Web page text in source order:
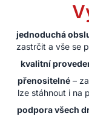
jednoduchá
zastrčit a vše se
kvalitní
přenositelné–
lze stáhnout i na
podpora všech